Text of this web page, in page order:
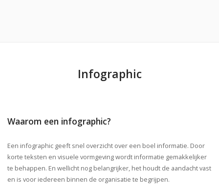
Infographic
Waarom een infographic?
Een infographic geeft snel overzicht over een boel informatie. Door
korte teksten en visuele vormgeving wordt informatie gemakkelijker
te behappen. En wellicht nog belangrijker, het houdt de aandacht vast
en is voor iedereen binnen de organisatie te begrijpen.